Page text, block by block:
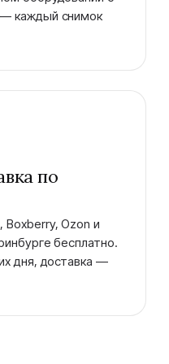
каждый снимок
по
Ozon и
бесплатно.
дня, доставка —